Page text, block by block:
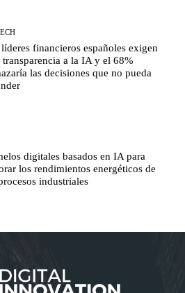
financieros españoles exigen
transparencia a la IA y el 68%
las decisiones que no pueda
digitales basados en IA para
los rendimientos energéticos de
industriales